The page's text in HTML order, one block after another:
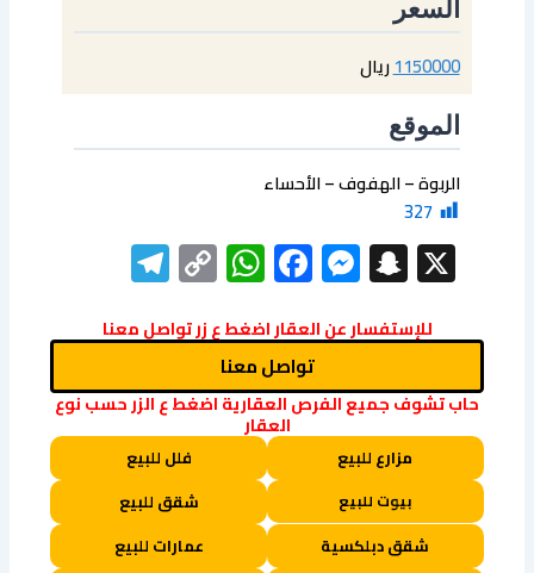
السعر
1150000ريال
الموقع
الربوة – الهفوف – الأحساء
327
X
Snapchat
Messenger
Facebook
WhatsApp
Copy
Link
للإستفسار عن العقار اضغط ع زر تواصل معنا
تواصل معنا
حاب تشوف جميع الفرص العقارية اضغط ع الزر حسب نوع
العقار
مزارع للبيع فلل للبيع
بيوت للبيع
شقق للبيع
شقق دبلكسية
عمارات للبيع